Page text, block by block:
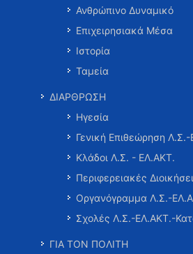
Ανθρώπινο Δυναμικό
Επιχειρησιακά Μέσα
Ιστορία
Ταμεία
ΔΙΑΡΘΡΩΣΗ
Ηγεσία
Γενική Επιθεώρηση
Κλάδοι Λ.Σ. - ΕΛ.ΑΚΤ.
Περιφερειακές
Οργανόγραμμα Λ.Σ.-
Σχολές Λ.Σ.-ΕΛ.ΑΚΤ.-
ΓΙΑ ΤΟΝ ΠΟΛΙΤΗ